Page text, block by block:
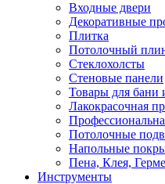
Входные двери
Декоративные
Плитка
Потолочный
Стеклохолсты
Стеновые панели
Товары для бани
Лакокрасочная
Потолочные
Напольные
Пена, Клея,
Инструменты